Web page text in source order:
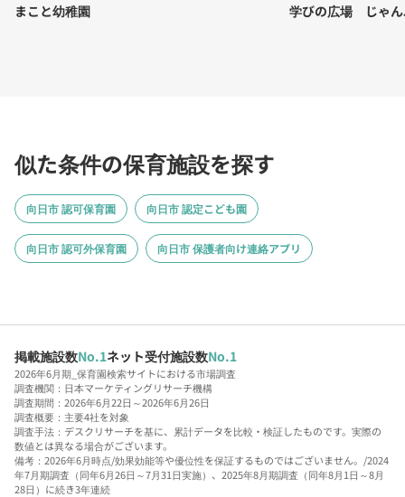
まこと幼稚園 学びの広場 じゃ
似た条件の保育施設を探す
向日市 認可保育園 向日市 認定こども園
向日市 認可外保育園 向日市 保護者向け連絡アプリ
掲載施設数No.1ネット受付施設数No.1
2026年6月期_保育園検索サイトにおける市場調査
調査機関：日本マーケティングリサーチ機構
調査期間：2026年6月22日～2026年6月26日
調査概要：主要4社を対象
調査手法：デスクリサーチを基に、累計データを比較・検証したものです。実際の
数値とは異なる場合がございます。
備考：2026年6月時点/効果効能等や優位性を保証するものではございません。/2024
年7月期調査（同年6月26日～7月31日実施）、2025年8月期調査（同年8月1日～8月
28日）に続き3年連続